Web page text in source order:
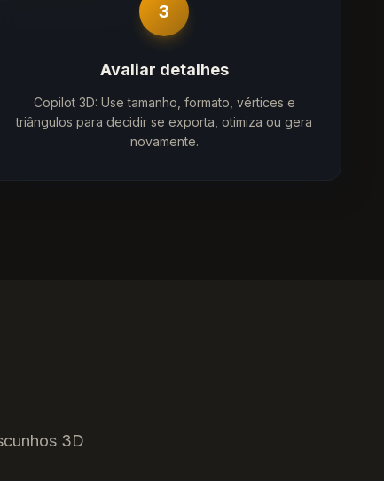
3
Avaliar detalhes
Copilot 3D: Use tamanho, formato, vértices e
triângulos para decidir se exporta, otimiza ou gera
novamente.
3D